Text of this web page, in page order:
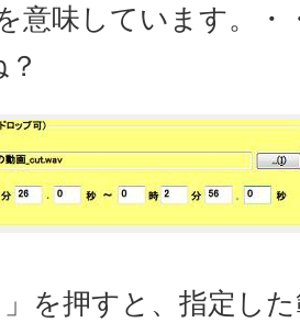
を意味しています。
を押すと、指定し